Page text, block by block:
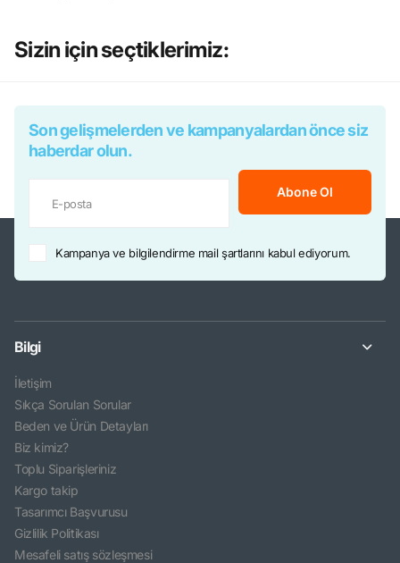
Sizin için seçtiklerimiz:
Son gelişmelerden ve kampanyalardan önce siz
haberdar olun.
Abone Ol
Kampanya ve bilgilendirme mail şartlarını kabul ediyorum.
Bilgi
İletişim
Sıkça Sorulan Sorular
Beden ve Ürün Detayları
Biz kimiz?
Toplu Siparişleriniz
Kargo takip
Tasarımcı Başvurusu
Gizlilik Politikası
Mesafeli satış sözleşmesi